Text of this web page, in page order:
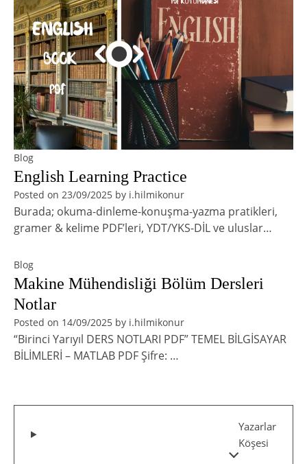
Blog
English Learning Practice
Posted on 23/09/2025 by i.hilmikonur
Burada; okuma-dinleme-konuşma-yazma pratikleri,
gramer & kelime PDF’leri, YDT/YKS-DİL ve uluslar…
Blog
Makine Mühendisliği Bölüm Dersleri
Notlar
Posted on 14/09/2025 by i.hilmikonur
“Birinci Yarıyıl DERS NOTLARI PDF” TEMEL BİLGİSAYAR
BİLİMLERİ – MATLAB PDF Şifre: …
Yazarlar
Köşesi